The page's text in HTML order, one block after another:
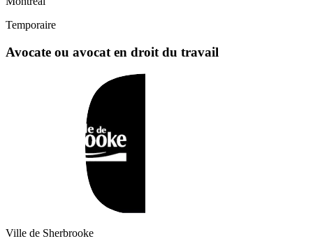
Temporaire
Avocate ou avocat en droit du travail
Ville de Sherbrooke